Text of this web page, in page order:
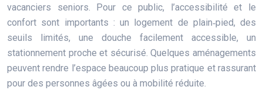
vacanciers seniors. Pour ce public, l’accessibilité et le
confort sont importants : un logement de plain‑pied, des
seuils limités, une douche facilement accessible, un
stationnement proche et sécurisé. Quelques aménagements
peuvent rendre l’espace beaucoup plus pratique et rassurant
pour des personnes âgées ou à mobilité réduite.